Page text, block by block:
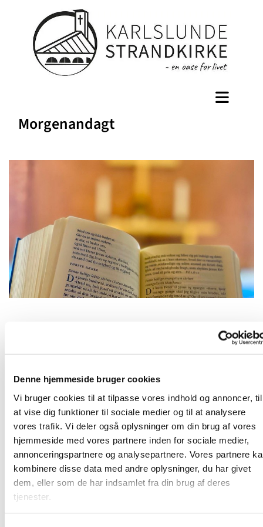
Denne hjemmeside bruger cookies
Vi bruger cookies til at tilpasse vores indhold og annoncer, til
at vise dig funktioner til sociale medier og til at analysere
vores trafik. Vi deler også oplysninger om din brug af vores
hjemmeside med vores partnere inden for sociale medier,
annonceringspartnere og analysepartnere. Vores partnere
kombinere disse data med andre oplysninger, du har givet
dem, eller som de har indsamlet fra din brug af deres
tjenester.
Morgenandagt
Fredag 25. september 2026, kl. 09:00
2690 Karlslunde
Frivillige og ansatte mødes til morgenandagt. Her taler vi
om det, som vi gerne vil have bedt en bøn for, og vi synger
et par sange. Bagefter er der kaffe. Vi sidder i "bunden" af
kirkerummet (sideskibet) - så kom ind og vær med!